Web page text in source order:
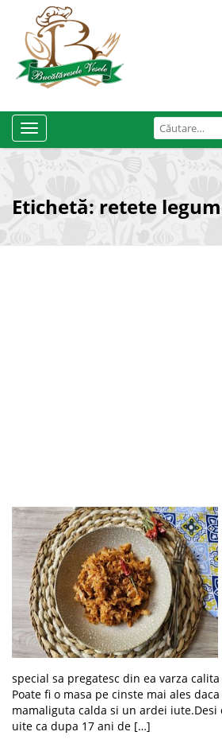
Caută
după:
Toggle
Navigation
Etichetă: retete
special sa pregatesc din ea varza
Poate fi o masa pe cinste mai ales
mamaliguta calda si un ardei iute.Desi
uite ca dupa 17 ani de […]